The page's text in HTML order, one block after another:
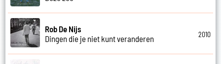
Rob De Nijs
Dingen die je niet kunt veranderen
2010